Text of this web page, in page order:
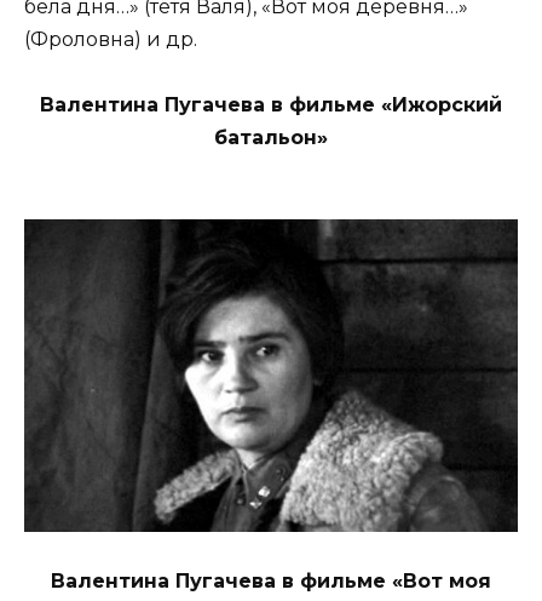
бела дня…» (тётя Валя), «Вот моя деревня…»
(Фроловна) и др.
Валентина Пугачева в фильме «Ижорский
батальон»
Валентина Пугачева в фильме «Вот моя